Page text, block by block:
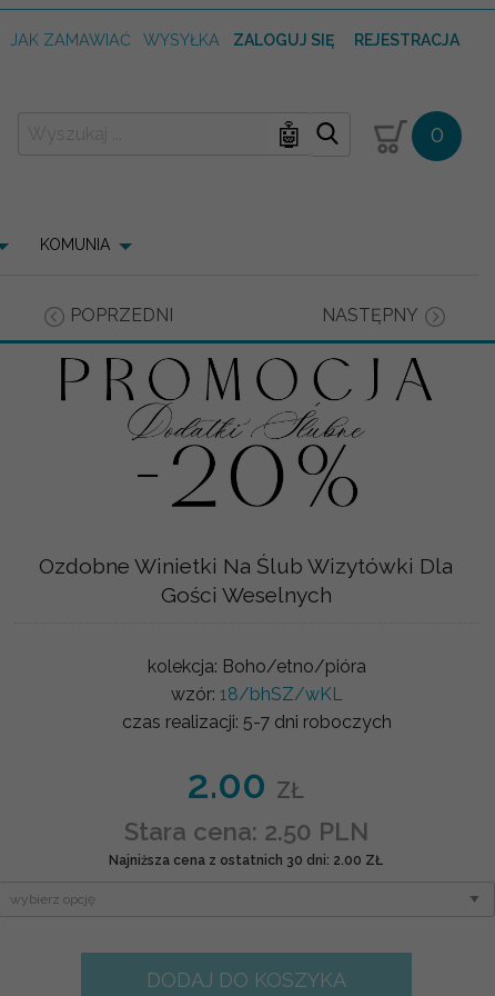
JAK ZAMAWIAĆ WYSYŁKA ZALOGUJ SIĘ REJESTRACJA
🤖 0
KOMUNIA
POPRZEDNI NASTĘPNY
Ozdobne Winietki Na Ślub Wizytówki Dla
Gości Weselnych
kolekcja: Boho/etno/pióra
wzór:18/bhSZ/wKL
czas realizacji: 5-7 dni roboczych
2.00 ZŁ
Stara cena: 2.50 PLN
Najniższa cena z ostatnich 30 dni: 2.00 ZŁ
DODAJ DO KOSZYKA